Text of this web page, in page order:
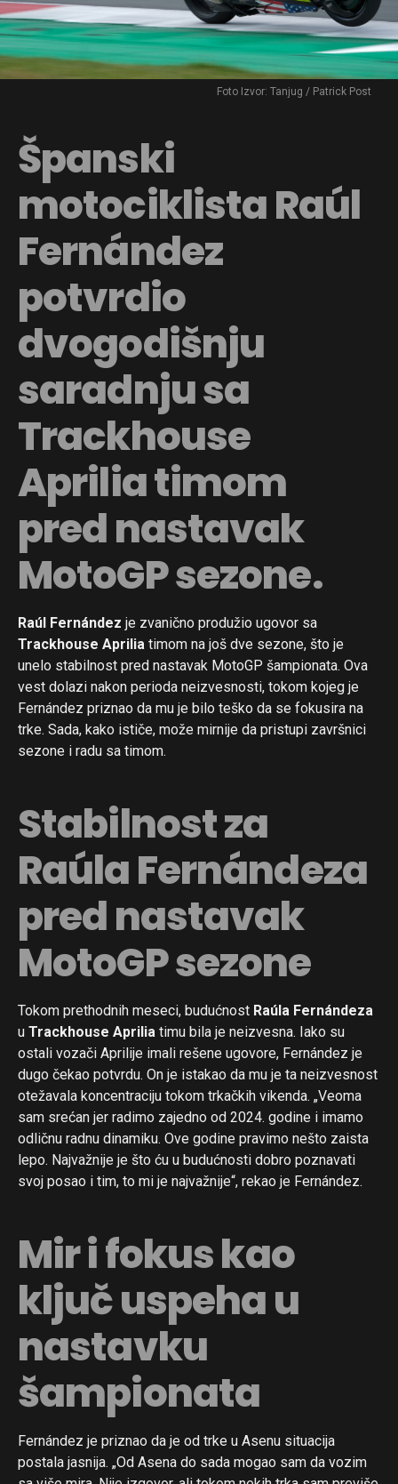
Foto Izvor: Tanjug / Patrick Post
Španski
motociklista Raúl
Fernández
potvrdio
dvogodišnju
saradnju sa
Trackhouse
Aprilia timom
pred nastavak
MotoGP sezone.
Raúl Fernández je zvanično produžio ugovor sa
Trackhouse Aprilia timom na još dve sezone, što je
unelo stabilnost pred nastavak MotoGP šampionata. Ova
vest dolazi nakon perioda neizvesnosti, tokom kojeg je
Fernández priznao da mu je bilo teško da se fokusira na
trke. Sada, kako ističe, može mirnije da pristupi završnici
sezone i radu sa timom.
Stabilnost za
Raúla Fernándeza
pred nastavak
MotoGP sezone
Tokom prethodnih meseci, budućnost Raúla Fernándeza
u Trackhouse Aprilia timu bila je neizvesna. Iako su
ostali vozači Aprilije imali rešene ugovore, Fernández je
dugo čekao potvrdu. On je istakao da mu je ta neizvesnost
otežavala koncentraciju tokom trkačkih vikenda. „Veoma
sam srećan jer radimo zajedno od 2024. godine i imamo
odličnu radnu dinamiku. Ove godine pravimo nešto zaista
lepo. Najvažnije je što ću u budućnosti dobro poznavati
svoj posao i tim, to mi je najvažnije“, rekao je Fernández.
Mir i fokus kao
ključ uspeha u
nastavku
šampionata
Fernández je priznao da je od trke u Asenu situacija
postala jasnija. „Od Asena do sada mogao sam da vozim